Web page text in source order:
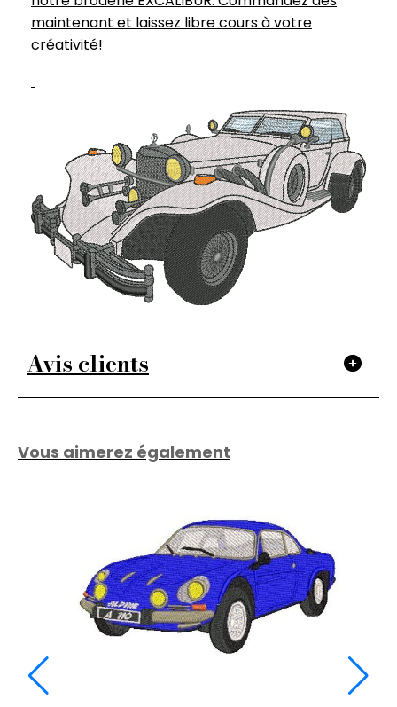
maintenant et laissez libre cours à votre
créativité!
Avis clients
Vous aimerez également